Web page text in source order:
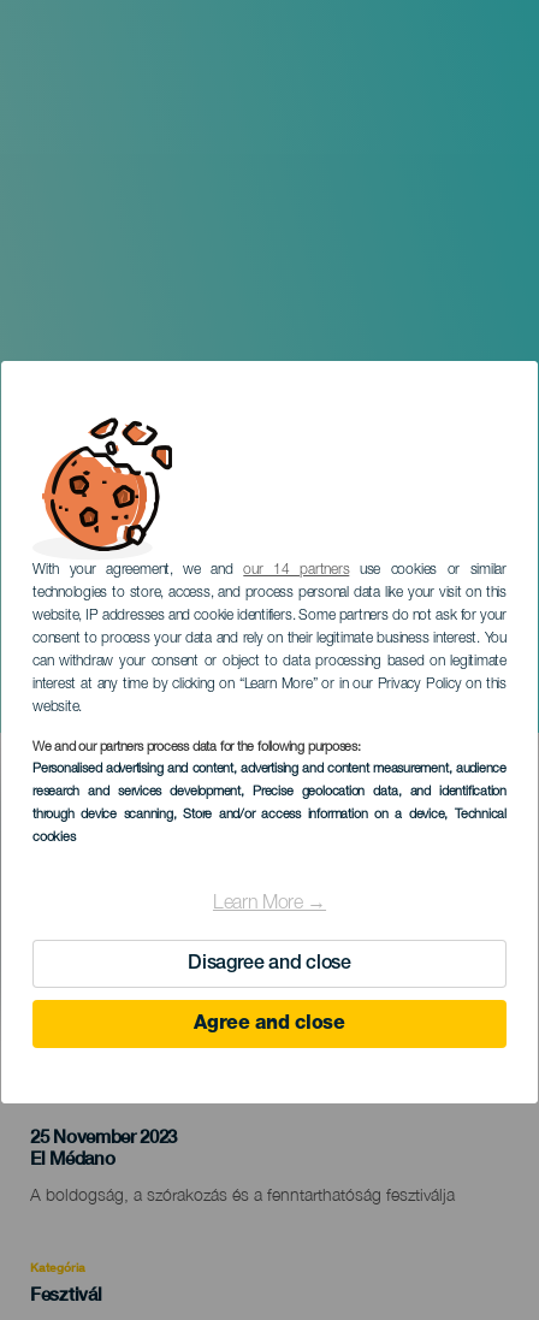
With your agreement, we andour 14 partnersuse cookies or similar
technologies to store, access, and process personal data like your visit on this
website, IP addresses and cookie identifiers. Some partners do not ask for your
consent to process your data and rely on their legitimate business interest. You
can withdraw your consent or object to data processing based on legitimate
interest at any time by clicking on “Learn More” or in our Privacy Policy on this
website.
We and our partners process data for the following purposes:
Personalised advertising and content, advertising and content measurement, audience
research and services development, Precise geolocation data, and identification
through device scanning, Store and/or access information on a device, Technical
cookies
Learn More →
Disagree and close
Agree and close
Tenerife Happy Fest
TENERIFE
Imagen
Listado
25 November 2023
Localidad
El Médano
Descripción
A boldogság, a szórakozás és a fenntarthatóság fesztiválja
Kategória
Categoría
Fesztivál